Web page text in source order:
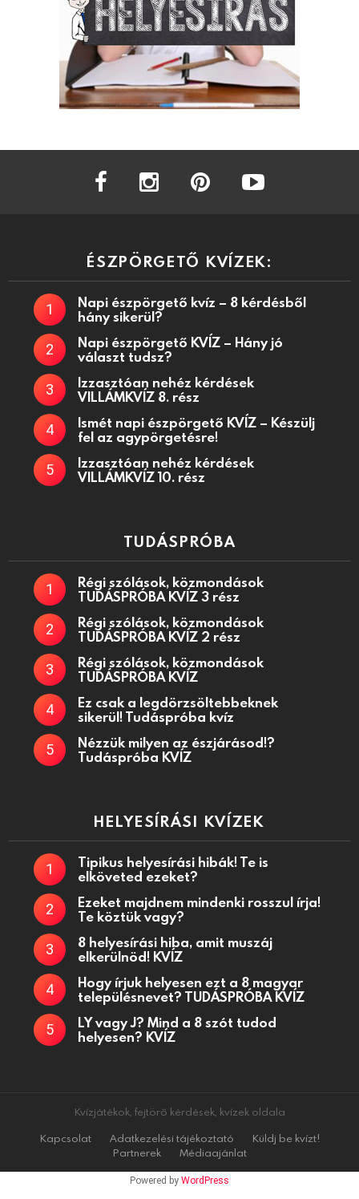
facebook instagram
ÉSZPÖRGETŐ KVÍZEK:
Napi észpörgető kvíz – 8 kérdésből
hány sikerül?
Napi észpörgető KVÍZ – Hány jó
választ tudsz?
Izzasztóan nehéz kérdések
VILLÁMKVÍZ 8. rész
Ismét napi észpörgető KVÍZ – Készülj
fel az agypörgetésre!
Izzasztóan nehéz kérdések
VILLÁMKVÍZ 10. rész
TUDÁSPRÓBA
Régi szólások, közmondások
TUDÁSPRÓBA KVÍZ 3 rész
Régi szólások, közmondások
TUDÁSPRÓBA KVÍZ 2 rész
Régi szólások, közmondások
TUDÁSPRÓBA KVÍZ
Ez csak a legdörzsöltebbeknek
sikerül! Tudáspróba kvíz
Nézzük milyen az észjárásod!?
Tudáspróba KVÍZ
HELYESÍRÁSI KVÍZEK
Tipikus helyesírási hibák! Te is
elköveted ezeket?
Ezeket majdnem mindenki rosszul írja!
Te köztük vagy?
8 helyesírási hiba, amit muszáj
elkerülnöd! KVÍZ
Hogy írjuk helyesen ezt a 8 magyar
településnevet? TUDÁSPRÓBA KVÍZ
LY vagy J? Mind a 8 szót tudod
helyesen? KVÍZ
Kvízjátékok, fejtörő kérdések, kvízek oldala
Kapcsolat
Adatkezelési tájékoztató
Küldj be kvízt!
Partnerek
Médiaajánlat
Powered by WordPress